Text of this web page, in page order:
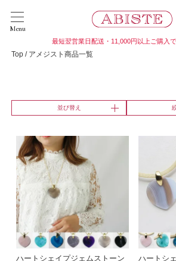
Menu
最短翌営業日配送・11,000円以上ご購入
Top アメジスト商品一覧
並び替え
ハートシェイプジェムストーン
ハートシ